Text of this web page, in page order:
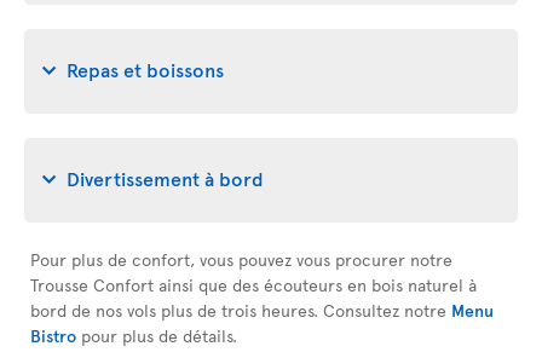
Repas et boissons
Divertissement à bord
Pour plus de confort, vous pouvez vous procurer notre
Trousse Confort ainsi que des écouteurs en bois naturel à
bord de nos vols plus de trois heures. Consultez notre Menu
Bistro pour plus de détails.